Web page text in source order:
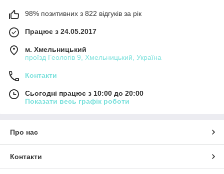
98% позитивних з 822 відгуків за рік
Працює з 24.05.2017
м. Хмельницький
проїзд Геологів 9, Хмельницький, Україна
Контакти
Сьогодні працює з 10:00 до 20:00
Показати весь графік роботи
Про нас
Контакти